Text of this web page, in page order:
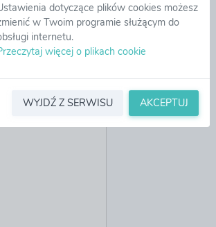
dotyczące plików cookies możesz
w Twoim programie służącym do
internetu.
więcej o plikach cookie
WYJDŹ Z SERWISU AKCEPTUJ